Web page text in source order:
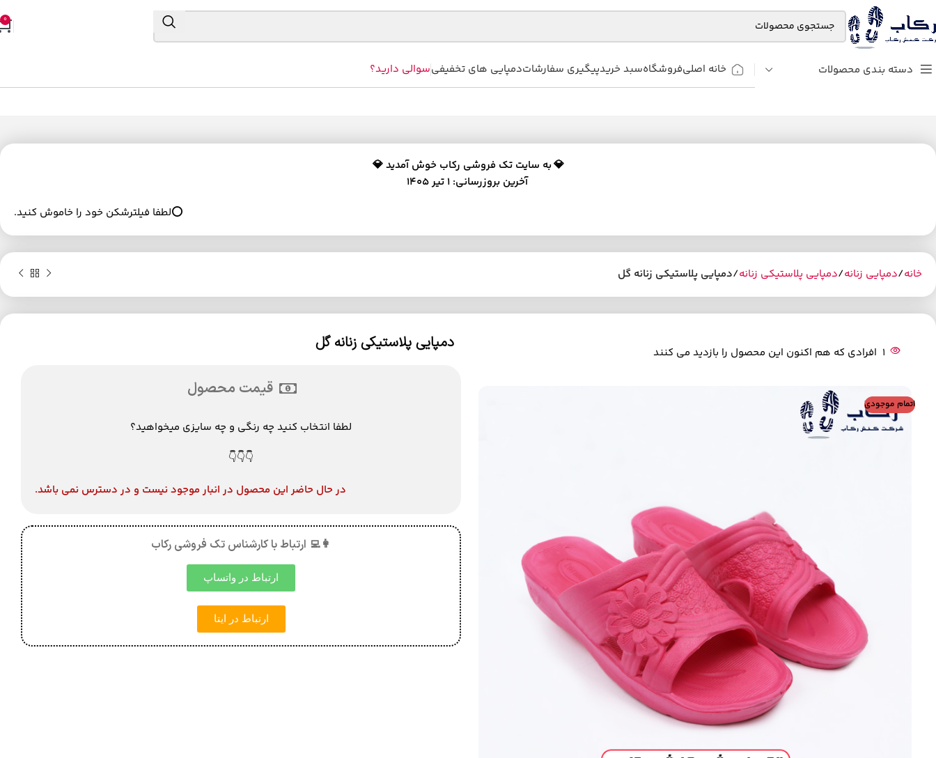
0
دسته بندی محصولات خانه اصلیفروشگاهسبد خریدپیگیری سفارشاتدمپایی های تخفیفیسوالی دارید؟
💎به سایت تک فروشی رکاب خوش آمدید 💎
آخرین بروزرسانی: 1 تیر 1405
⭕لطفا فیلترشکن خود را خاموش کنید.
خانه دمپایی زنانه دمپایی پلاستیکی زنانه دمپایی پلاستیکی زنانه گل
1 افرادی که هم اکنون این محصول را بازدید می کنند
اتمام موجودی
دمپایی پلاستیکی زنانه گل
قیمت محصول
لطفا انتخاب کنید چه رنگی و چه سایزی میخواهید؟
👇👇👇
در حال حاضر این محصول در انبار موجود نیست و در دسترس نمی باشد.
👩‍💻 ارتباط با کارشناس تک فروشی رکاب
ارتباط در واتساپ
ارتباط در ایتا